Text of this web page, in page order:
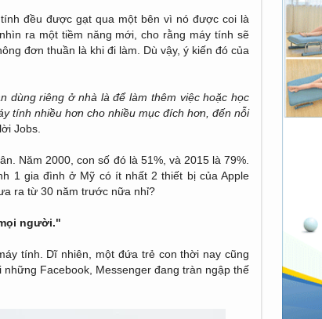
đều được gạt qua một bên vì nó được coi là
ra một tiềm năng mới, cho rằng máy tính sẽ
đơn thuần là khi đi làm. Dù vậy, ý kiến đó của
dùng riêng ở nhà là để làm thêm việc hoặc học
tính nhiều hơn cho nhiều mục đích hơn, đến nỗi
Jobs.
Năm 2000, con số đó là 51%, và 2015 là 79%.
1 gia đình ở Mỹ có ít nhất 2 thiết bị của Apple
ra từ 30 năm trước nữa nhỉ?
người."
tính. Dĩ nhiên, một đứa trẻ con thời nay cũng
Facebook, Messenger đang tràn ngập thế